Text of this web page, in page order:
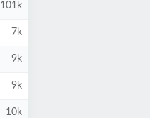
101k
7k
9k
9k
10k